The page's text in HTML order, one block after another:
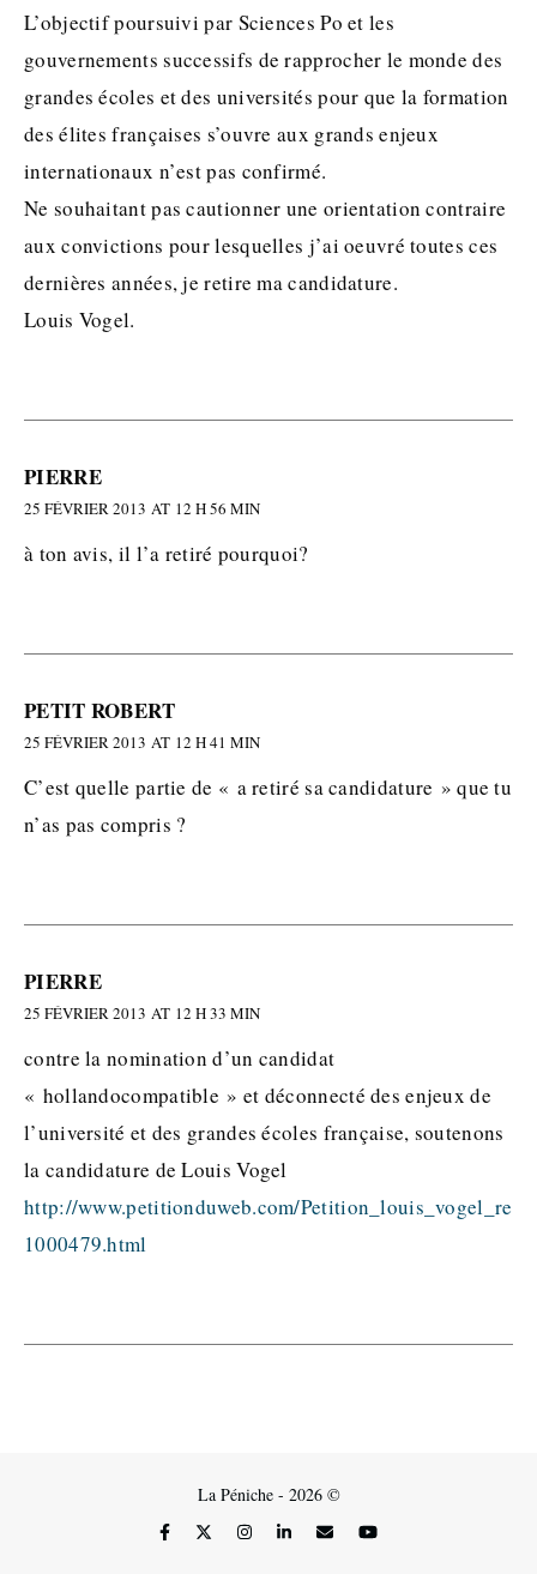
L’objectif poursuivi par Sciences Po et les
gouvernements successifs de rapprocher le monde des
grandes écoles et des universités pour que la formation
des élites françaises s’ouvre aux grands enjeux
internationaux n’est pas confirmé.
Ne souhaitant pas cautionner une orientation contraire
aux convictions pour lesquelles j’ai oeuvré toutes ces
dernières années, je retire ma candidature.
Louis Vogel.
PIERRE
25 FÉVRIER 2013 AT 12 H 56 MIN
à ton avis, il l’a retiré pourquoi?
PETIT ROBERT
25 FÉVRIER 2013 AT 12 H 41 MIN
C’est quelle partie de « a retiré sa candidature » que tu
n’as pas compris ?
PIERRE
25 FÉVRIER 2013 AT 12 H 33 MIN
contre la nomination d’un candidat
« hollandocompatible » et déconnecté des enjeux de
l’université et des grandes écoles française, soutenons
la candidature de Louis Vogel
http://www.petitionduweb.com/
1000479.html
La Péniche - 2026 ©